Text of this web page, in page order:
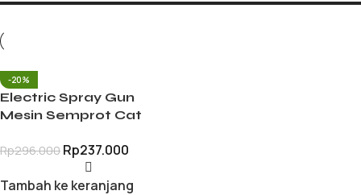
-20%
Electric Spray Gun
Mesin Semprot Cat
Furniture Nozzle
Rp296.000 Rp237.000
Tambah ke keranjang